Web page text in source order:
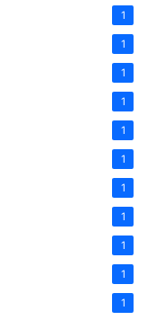
1
1
1
1
1
1
1
1
1
1
1